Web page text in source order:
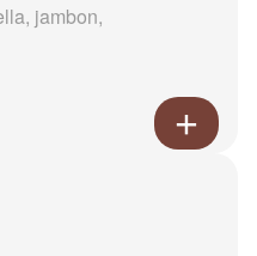
jambon,